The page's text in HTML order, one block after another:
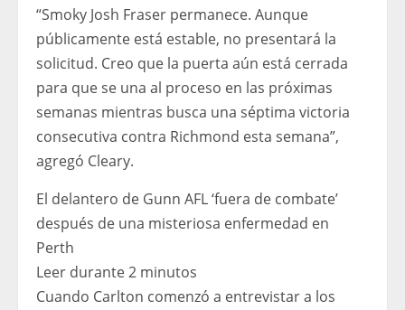
“Smoky Josh Fraser permanece. Aunque
públicamente está estable, no presentará la
solicitud. Creo que la puerta aún está cerrada
para que se una al proceso en las próximas
semanas mientras busca una séptima victoria
consecutiva contra Richmond esta semana”,
agregó Cleary.
El delantero de Gunn AFL ‘fuera de combate’
después de una misteriosa enfermedad en
Perth
Leer durante 2 minutos
Cuando Carlton comenzó a entrevistar a los